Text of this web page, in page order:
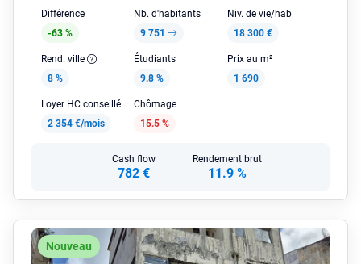
Différence
-63 %
Nb. d'habitants
9 751
Niv. de vie/hab
18 300 €
Rend. ville
8 %
Étudiants
9.8 %
Prix au m²
1 690
Loyer HC conseillé
2 354 €/mois
Chômage
15.5 %
Cash flow
782 €
Rendement brut
11.9 %
Nouveau